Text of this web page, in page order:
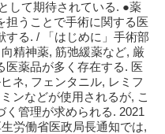
して期待されている. ●薬
担うことで手術に関する医
する. / 「はじめに」手術部
精神薬, 筋弛緩薬など, 厳
医薬品が多く存在する. 医
ネ, フェンタニル, レミフ
ンなどが使用されるが, こ
く管理が求められる. 2021
労働省医政局長通知では,